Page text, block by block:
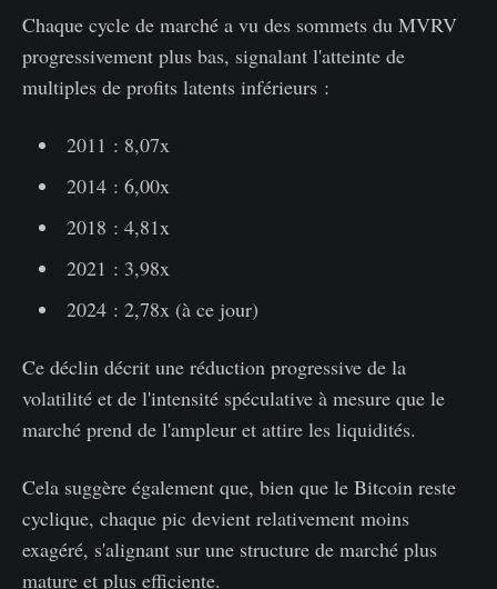
Chaque cycle de marché a vu des sommets du MVRV
progressivement plus bas, signalant l'atteinte de
multiples de profits latents inférieurs :
2011 : 8,07x
2014 : 6,00x
2018 : 4,81x
2021 : 3,98x
2024 : 2,78x (à ce jour)
Ce déclin décrit une réduction progressive de la
volatilité et de l'intensité spéculative à mesure que le
marché prend de l'ampleur et attire les liquidités.
Cela suggère également que, bien que le Bitcoin reste
cyclique, chaque pic devient relativement moins
exagéré, s'alignant sur une structure de marché plus
mature et plus efficiente.